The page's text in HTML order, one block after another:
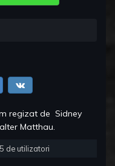
regizat de Sidney
Matthau.
de utilizatori